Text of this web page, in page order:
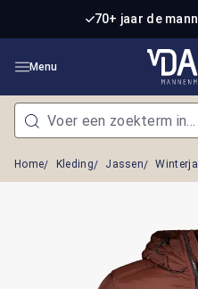
Ga naar de hoofdinhoud
70+ jaar de
Menu
Home Kleding Jassen